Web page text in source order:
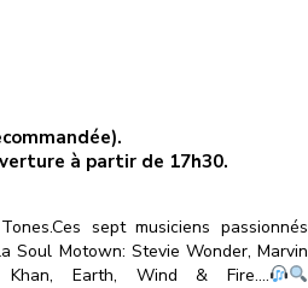
à partir de 17h30.
sept musiciens passionnés
Soul Motown: Stevie Wonder, Marvin
Khan, Earth, Wind & Fire….